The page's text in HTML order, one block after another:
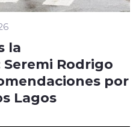
la
Rodrigo
por
Lagos